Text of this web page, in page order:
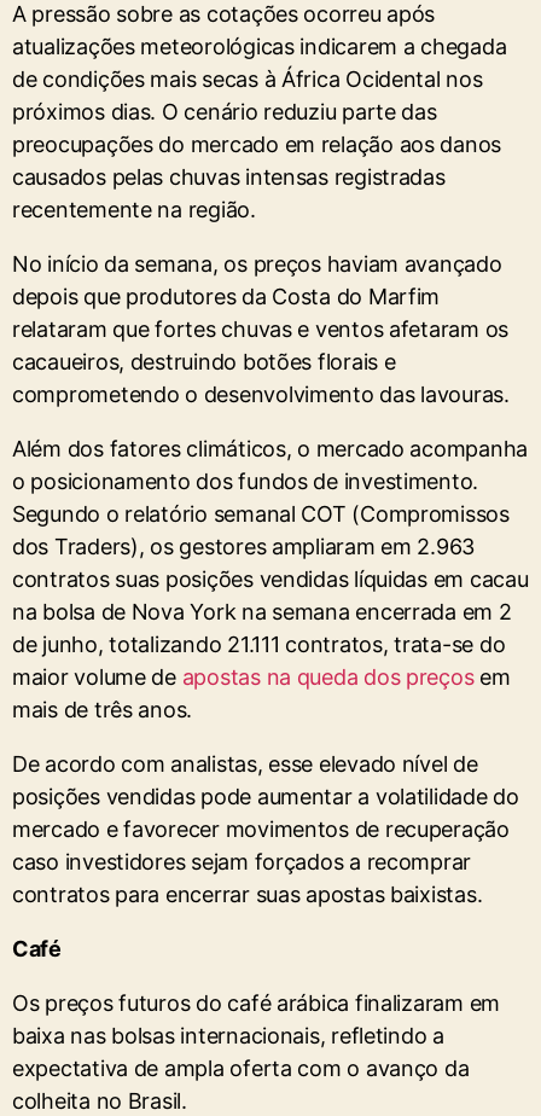
A pressão sobre as cotações ocorreu após
atualizações meteorológicas indicarem a chegada
de condições mais secas à África Ocidental nos
próximos dias. O cenário reduziu parte das
preocupações do mercado em relação aos danos
causados pelas chuvas intensas registradas
recentemente na região.
No início da semana, os preços haviam avançado
depois que produtores da Costa do Marfim
relataram que fortes chuvas e ventos afetaram os
cacaueiros, destruindo botões florais e
comprometendo o desenvolvimento das lavouras.
Além dos fatores climáticos, o mercado acompanha
o posicionamento dos fundos de investimento.
Segundo o relatório semanal COT (Compromissos
dos Traders), os gestores ampliaram em 2.963
contratos suas posições vendidas líquidas em cacau
na bolsa de Nova York na semana encerrada em 2
de junho, totalizando 21.111 contratos, trata-se do
maior volume de apostas na queda dos preçosem
mais de três anos.
De acordo com analistas, esse elevado nível de
posições vendidas pode aumentar a volatilidade do
mercado e favorecer movimentos de recuperação
caso investidores sejam forçados a recomprar
contratos para encerrar suas apostas baixistas.
Café
Os preços futuros do café arábica finalizaram em
baixa nas bolsas internacionais, refletindo a
expectativa de ampla oferta com o avanço da
colheita no Brasil.